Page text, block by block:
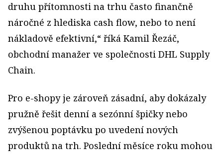
druhu přítomnosti na trhu často finančně
náročné z hlediska cash flow, nebo to není
nákladově efektivní,“ říká Kamil Řezáč,
obchodní manažer ve společnosti DHL Supply
Chain.
Pro e-shopy je zároveň zásadní, aby dokázaly
pružně řešit denní a sezónní špičky nebo
zvýšenou poptávku po uvedení nových
produktů na trh. Poslední měsíce roku mohou